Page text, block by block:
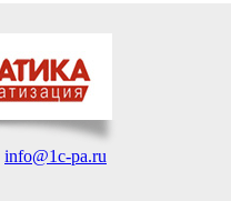
info@1c-pa.ru